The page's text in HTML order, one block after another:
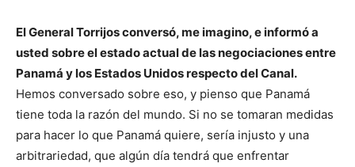
El General Torrijos conversó, me imagino, e informó a
usted sobre el estado actual de las negociaciones entre
Panamá y los Estados Unidos respecto del Canal.
Hemos conversado sobre eso, y pienso que Panamá
tiene toda la razón del mundo. Si no se tomaran medidas
para hacer lo que Panamá quiere, sería injusto y una
arbitrariedad, que algún día tendrá que enfrentar